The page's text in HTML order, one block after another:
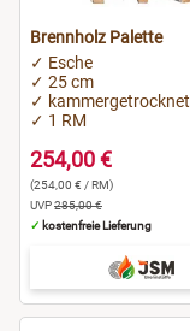
Brennholz Palette
✓ Esche
✓ 25 cm
✓ kammergetrocknet
✓ 1 RM
254,00 €
(254,00 € / RM)
UVP285,00 €
✓ kostenfreie Lieferung